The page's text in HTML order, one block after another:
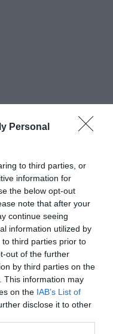
Personal
to third parties, or
information for
the below opt-out
note that after your
continue seeing
information utilized by
third parties prior to
out of the further
by third parties on the
This information may
on the IAB’s List of
disclose it to other
Terasz,
házi készítésű
nagy gonddal és
Kerüljük a
félkész
meg nálunk, a
tekinthető házilag
sonkát, szalonnát,
vagy a zsíros